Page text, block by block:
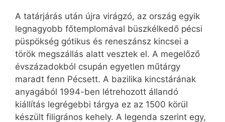
A tatárjárás után újra virágzó, az ország egyik
legnagyobb főtemplomával büszkélkedő pécsi
püspökség gótikus és reneszánsz kincsei a
török megszállás alatt vesztek el. A megelőző
évszázadokból csupán egyetlen műtárgy
maradt fenn Pécsett. A bazilika kincstárának
anyagából 1994-ben létrehozott állandó
kiállítás legrégebbi tárgya ez az 1500 körül
készült filigrános kehely. A legenda szerint egy,